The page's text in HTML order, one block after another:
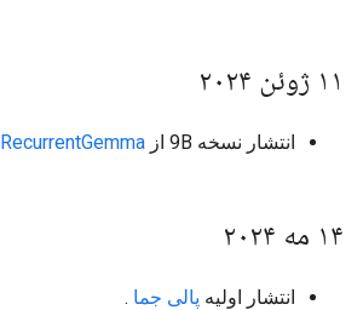
۱۱ ژوئن ۲۰۲۴
انتشار نسخه 9B از RecurrentGemma
۱۴ مه ۲۰۲۴
انتشار اولیه پالی جما .